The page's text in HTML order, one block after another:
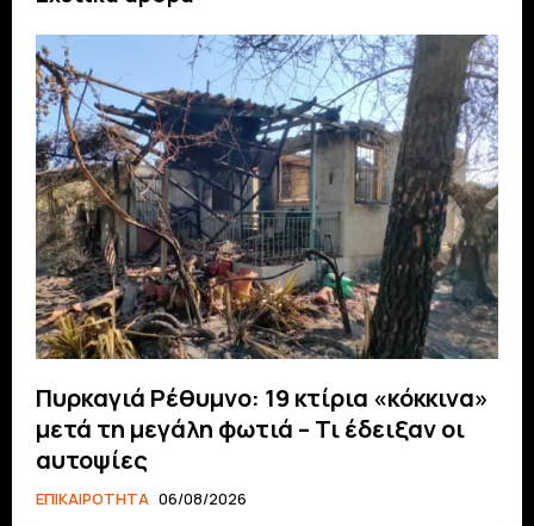
Πυρκαγιά Ρέθυμνο: 19 κτίρια «κόκκινα»
μετά τη μεγάλη φωτιά – Τι έδειξαν οι
αυτοψίες
ΕΠΙΚΑΙΡΟΤΗΤΑ 06/08/2026